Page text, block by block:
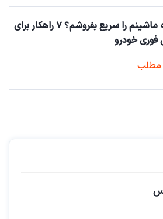
چگونه ماشینم را سریع بفروشم؟ ۷ راهکار برای
خودرو
مطلب